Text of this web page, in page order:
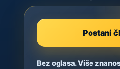
Postani
Bez oglasa. Više